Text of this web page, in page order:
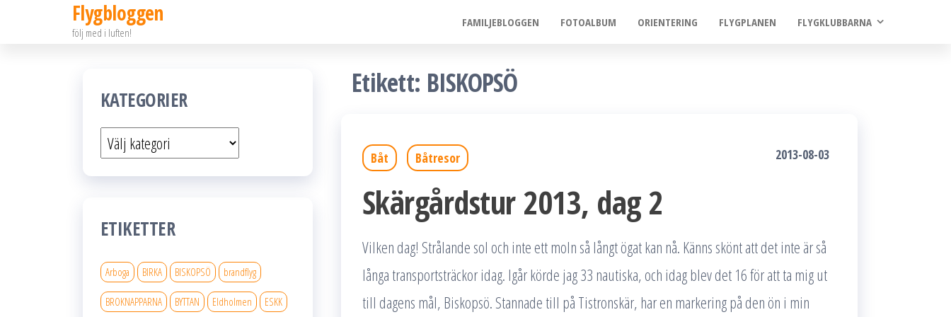
Flygbloggen
följ med i luften!
FAMILJEBLOGGEN FOTOALBUM ORIENTERING FLYGPLANEN FLYGKLUBBARNA
Etikett: BISKOPSÖ
Båt Båtresor 2013-08-03
Skärgårdstur 2013, dag 2
Vilken dag! Strålande sol och inte ett moln så långt ögat kan nå. Känns skönt att det inte är så
långa transportsträckor idag. Igår körde jag 33 nautiska, och idag blev det 16 för att ta mig ut
till dagens mål, Biskopsö. Stannade till på Tistronskär, har en markering på den ön i min
KATEGORIER
Kategorier
ETIKETTER
Arboga BIRKA BISKOPSÖ brandflyg
BROKNAPPARNA BYTTAN Eldholmen ESKK